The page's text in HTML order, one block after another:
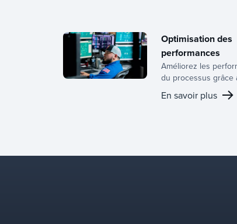
Optimisation des
performances
Améliorez les
du processus grâce
solutions avancées de
Koch-Glitsch pour le
d’énergie, prolonger
En savoir plus